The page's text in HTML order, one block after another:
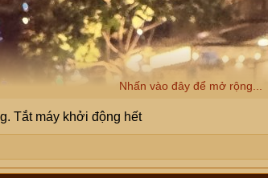
Nhấn vào đây để mở rộng...
Tắt máy khởi động hết